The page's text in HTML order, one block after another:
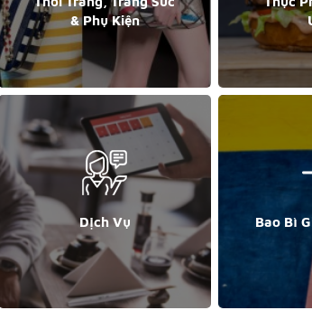
& Phụ Kiện
Dịch Vụ Bao Bì